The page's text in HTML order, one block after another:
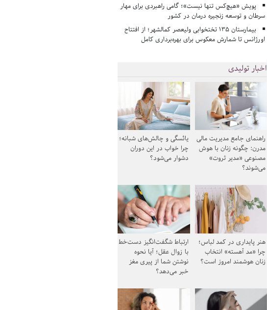
پویش «هیچ‌کس تنها نیست»؛ گامی راهبردی برای مهار
سرطان و توسعه زنجیره درمان در کشور
بیمارستان ۱۳۵ تختخوابی ولیعصر کمالشهر؛ از افتتاح
اورژانس تا شمارش معکوس برای بهره‌برداری کامل
اخبار تولیدی
راهنمای جامع مدیریت مالی
مدرن: چگونه زنان با هوش
مصنوعی «مدیر ثروت»
می‌شوند؟
یائسگی و چالش‌های شبانه؛
چرا خواب در این دوران
دشوار می‌شود؟
هنر پایداری در کمد لباس؛
چرا «مد آهسته» انتخاب
زنان هوشمند امروز است؟
ارتباط شگفت‌انگیز دست‌خط
با زوال عقل؛ آیا نحوه
نوشتن شما از پیری مغز
خبر می‌دهد؟